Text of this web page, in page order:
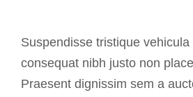
Suspendisse tristique vehicula
consequat nibh justo non
Praesent dignissim sem a